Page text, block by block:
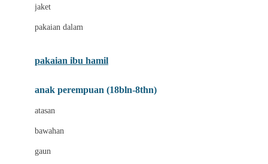
Cottonseeds
Crane
jaket
pakaian dalam
pakaian ibu hamil
anak perempuan (18bln-8thn)
atasan
bawahan
gaun